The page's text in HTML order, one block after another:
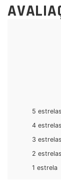
5 estrelas
4 estrelas
3 estrelas
2 estrelas
1 estrela